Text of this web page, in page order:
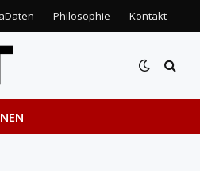
Philosophie Kontakt